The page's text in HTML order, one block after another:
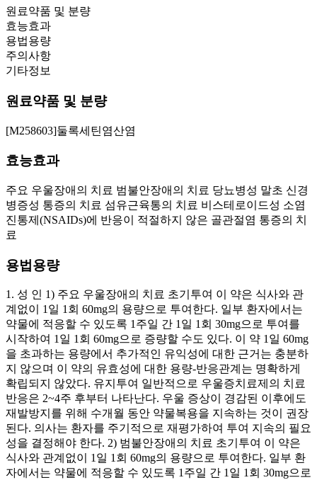
원료약품 및 분량
효능효과
용법용량
주의사항
기타정보
원료약품 및 분량
[M258603]둘록세틴염산염
효능효과
주요 우울장애의 치료 범불안장애의 치료 당뇨병성 말초 신경
병증성 통증의 치료 섬유근육통의 치료 비스테로이드성 소염
진통제(NSAIDs)에 반응이 적절하지 않은 골관절염 통증의 치
료
용법용량
1. 성 인 1) 주요 우울장애의 치료 초기투여 이 약은 식사와 관
계없이 1일 1회 60mg의 용량으로 투여한다. 일부 환자에서는
약물에 적응할 수 있도록 1주일 간 1일 1회 30mg으로 투여를
시작하여 1일 1회 60mg으로 증량할 수도 있다. 이 약 1일 60mg
을 초과하는 용량에서 추가적인 유익성에 대한 근거는 충분하
지 않으며 이 약의 유효성에 대한 용량-반응관계는 명확하게
확립되지 않았다. 유지투여 일반적으로 우울증치료제의 치료
반응은 2~4주 후부터 나타난다. 우울 증상이 경감된 이후에도
재발방지를 위해 수개월 동안 약물복용을 지속하는 것이 권장
된다. 의사는 환자를 주기적으로 재평가하여 투여 지속의 필요
성을 결정해야 한다. 2) 범불안장애의 치료 초기투여 이 약은
식사와 관계없이 1일 1회 60mg의 용량으로 투여한다. 일부 환
자에서는 약물에 적응할 수 있도록 1주일 간 1일 1회 30mg으로